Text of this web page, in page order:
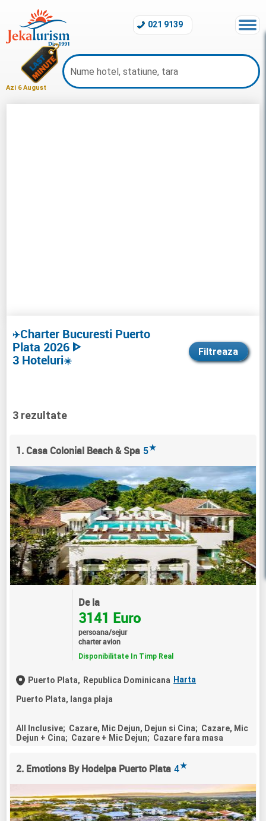
Azi 6 August
021 9139
3 rezultate
1. Casa Colonial Beach & Spa 5★
De la
3141 Euro
persoana/sejur
charter avion
Disponibilitate In Timp Real
Puerto Plata, Republica Dominicana Harta
Puerto Plata, langa plaja
All Inclusive; Cazare, Mic Dejun, Dejun si Cina; Cazare, Mic
Dejun + Cina; Cazare + Mic Dejun; Cazare fara masa
2. Emotions By Hodelpa Puerto Plata 4★
✈️Charter Bucuresti Puerto
Plata 2026 ᐈ
3 Hoteluri☀️
Filtreaza